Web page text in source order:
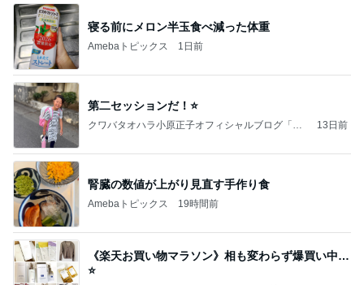
寝る前にメロン半玉食べ減った体重
Amebaトピックス 1日前
第二セッションだ！⭐️
クワバタオハラ小原正子オフィシャルブログ「女
13日前
腎臓の数値が上がり見直す手作り食
Amebaトピックス 19時間前
《楽天お買い物マラソン》相も変わらず爆買い中…
⭐️